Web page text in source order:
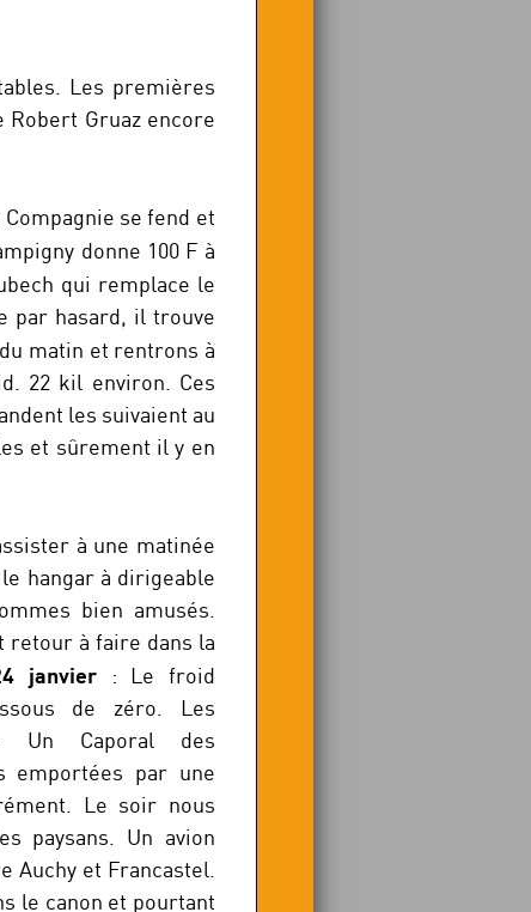
Les premières
Robert Gruaz encore
se fend et
donne 100 F à
qui remplace le
par hasard, il trouve
matin et rentrons à
22 kil environ. Ces
les suivaient au
et sûrement il y en
à une matinée
hangar à dirigeable
bien amusés.
retour à faire dans la
janvier: Le froid
de zéro. Les
Un Caporal des
emportées par une
Le soir nous
paysans. Un avion
Auchy et Francastel.
le canon et pourtant